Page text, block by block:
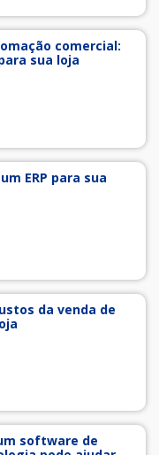
comercial:
sua loja
ERP para sua
da venda de
software de